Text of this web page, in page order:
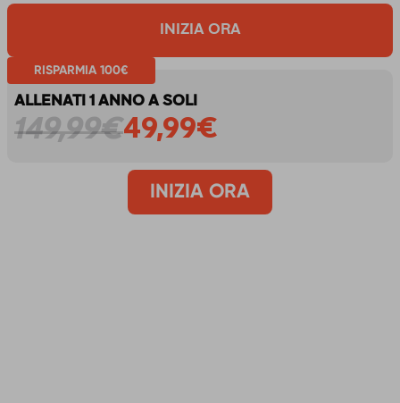
INIZIA ORA
RISPARMIA 100€
ALLENATI 1 ANNO A SOLI
149,99€49,99€
INIZIA ORA